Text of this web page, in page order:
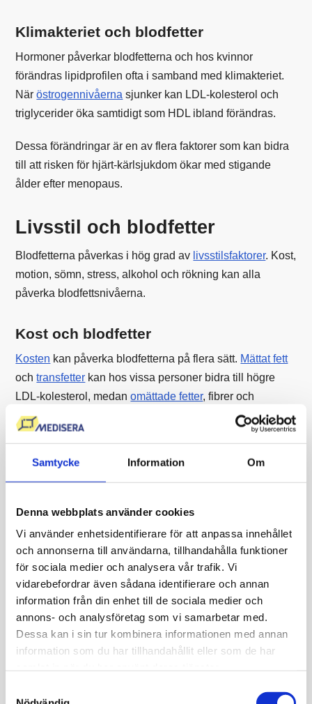
Samtycke Information Om
Denna webbplats använder cookies
Vi använder enhetsidentifierare för att anpassa innehållet
och annonserna till användarna, tillhandahålla funktioner
för sociala medier och analysera vår trafik. Vi
vidarebefordrar även sådana identifierare och annan
information från din enhet till de sociala medier och
annons- och analysföretag som vi samarbetar med.
Dessa kan i sin tur kombinera informationen med annan
information som du har tillhandahållit eller som de har
Klimakteriet och blodfetter
Hormoner påverkar blodfetterna och hos kvinnor
förändras lipidprofilen ofta i samband med klimakteriet.
Näröstrogennivåerna sjunker kan LDL-kolesterol och
triglycerider öka samtidigt som HDL ibland förändras.
Dessa förändringar är en av flera faktorer som kan bidra
till att risken för hjärt-kärlsjukdom ökar med stigande
ålder efter menopaus.
Livsstil och blodfetter
Blodfetterna påverkas i hög grad av livsstilsfaktorer. Kost,
motion, sömn, stress, alkohol och rökning kan alla
påverka blodfettsnivåerna.
Kost och blodfetter
Kosten kan påverka blodfetterna på flera sätt. Mättat fett
ochtransfetter kan hos vissa personer bidra till högre
LDL-kolesterol, medanomättade fetter, fibrer och
växtbaserade livsmedel ofta är kopplade till en mer
gynnsam blodfettsprofil.
Även socker, alkohol och överskott av energi kan
påverka triglycerider och metabol hälsa. Hur mycket
Träning och blodfetter
Regelbunden fysisk aktivitet kan påverka blodfetterna
positivt.Träning är ofta kopplad till lägre triglycerider,
förbättrad insulinkänslighet och ibland högre HDL-
kolesterol.
kroppssammansättning och övriga livsstilsfaktorer.